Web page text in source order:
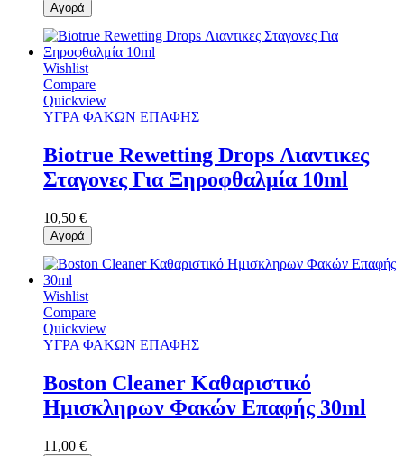
Αγορά
Wishlist
Compare
Quickview
ΥΓΡΑ ΦΑΚΩΝ ΕΠΑΦΗΣ
Biotrue Rewetting Drops Λιαντικες
Σταγονες Για Ξηροφθαλμία 10ml
10,50 €
Αγορά
Wishlist
Compare
Quickview
ΥΓΡΑ ΦΑΚΩΝ ΕΠΑΦΗΣ
Boston Cleaner Καθαριστικό
Ημισκληρων Φακών Επαφής 30ml
11,00 €